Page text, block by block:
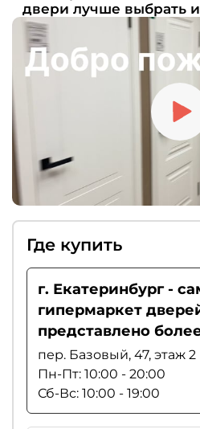
желанию можно
доводчиком,
«умным порогом». Если
рекомендуем выбирать
двери лучше выбрать и
Где купить
г. Екатеринбург -
гипермаркет
представлено
пер. Базовый, 47, этаж 2
Пн-Пт: 10:00 - 20:00
Сб-Вс: 10:00 - 19:00